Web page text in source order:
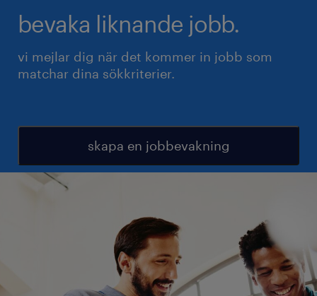
bevaka liknande jobb.
vi mejlar dig när det kommer in jobb som
matchar dina sökkriterier.
skapa en jobbevakning